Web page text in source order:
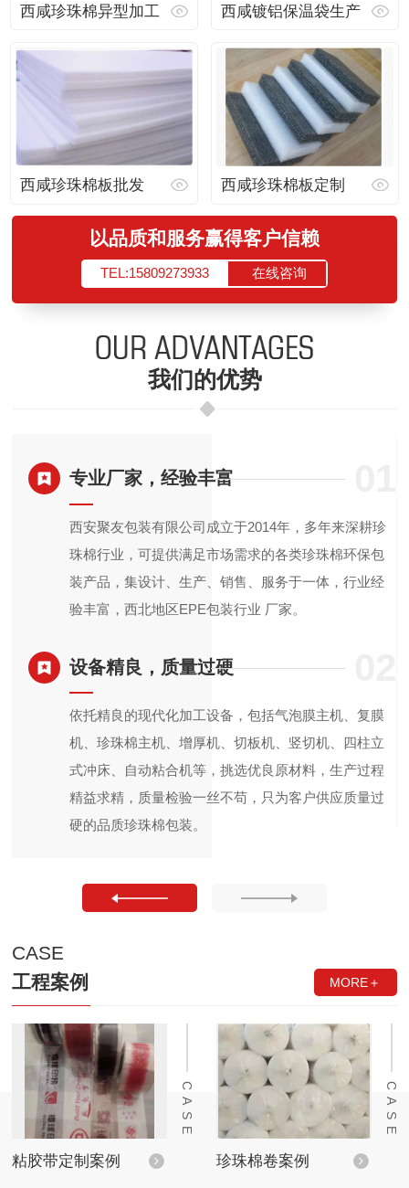
西咸珍珠棉异型加工 西咸镀铝保温袋生产
西咸珍珠棉板批发 西咸珍珠棉板定制
以品质和服务赢得客户信赖
TEL:15809273933 在线咨询
我们的优势
专业厂家，经验丰富
西安聚友包装有限公司成立于2014年，多年来深耕珍
珠棉行业，可提供满足市场需求的各类珍珠棉环保包
装产品，集设计、生产、销售、服务于一体，行业经
验丰富，西北地区EPE包装行业 厂家。
设备精良，质量过硬
依托精良的现代化加工设备，包括气泡膜主机、复膜
机、珍珠棉主机、增厚机、切板机、竖切机、四柱立
式冲床、自动粘合机等，挑选优良原材料，生产过程
精益求精，质量检验一丝不苟，只为客户供应质量过
硬的品质珍珠棉包装。
CASE
工程案例
MORE＋
粘胶带定制案例
CASE
珍珠棉卷案例
CASE